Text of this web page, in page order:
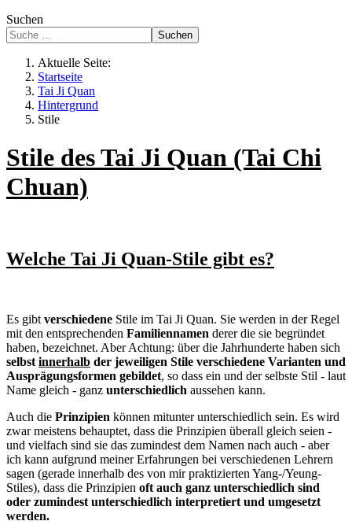
Suchen
Suchen
Aktuelle Seite:
Startseite
Tai Ji Quan
Hintergrund
Stile
Stile des Tai Ji Quan (Tai Chi
Chuan)
Welche Tai Ji Quan-Stile gibt es?
Es gibt verschiedene Stile im Tai Ji Quan. Sie werden in der Regel
mit den entsprechenden Familiennamen derer die sie begründet
haben, bezeichnet. Aber Achtung: über die Jahrhunderte haben sich
selbst innerhalb der jeweiligen Stile verschiedene Varianten und
Ausprägungsformen gebildet, so dass ein und der selbste Stil - laut
Name gleich - ganz unterschiedlich aussehen kann.
Auch die Prinzipien können mitunter unterschiedlich sein. Es wird
zwar meistens behauptet, dass die Prinzipien überall gleich seien -
und vielfach sind sie das zumindest dem Namen nach auch - aber
ich kann aufgrund meiner Erfahrungen bei verschiedenen Lehrern
sagen (gerade innerhalb des von mir praktizierten Yang-/Yeung-
Stiles), dass die Prinzipien oft auch ganz unterschiedlich sind
oder zumindest unterschiedlich interpretiert und umgesetzt
werden.